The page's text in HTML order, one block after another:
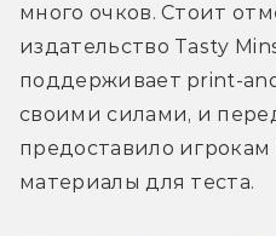
много очков. Стоит
издательство Tasty
поддерживает print-
своими силами, и
предоставило
материалы для теста.